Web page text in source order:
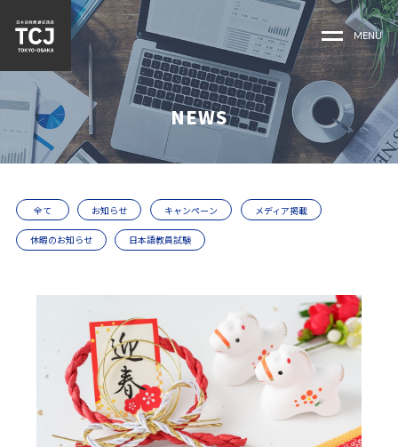
MENU
NEWS
全て お知らせ キャンペーン メディア掲載
休暇のお知らせ 日本語教員試験